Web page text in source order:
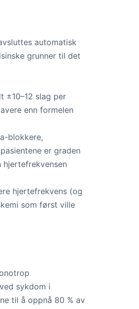
automatisk
grunner til det
±10–12 slag per
enn formelen
blokkere,
er graden
hjertefrekvensen
hjertefrekvens (og
som først ville
sykdom i
til å oppnå 80 % av